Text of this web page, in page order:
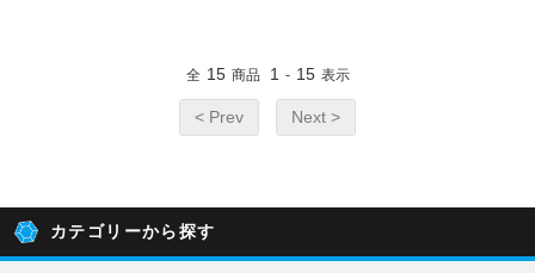
全 15 商品 1 - 15 表示
< Prev Next >
カテゴリーから探す